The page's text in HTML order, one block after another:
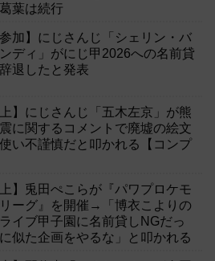
葉は続行
参加】にじさんじ「シェリン・バ
ディ」がにじ甲2026への名前貸
退したと発表
上】にじさんじ「五木左京」が熊
に関するコメントで廃墟の絵文
い不謹慎だと叩かれる【コンプ
上】兎田ぺこらが『パワプロケモ
リーグ』を開催→「博衣こよりの
イブ甲子園に名前貸しNGだっ
似た企画をやるな」と叩かれる